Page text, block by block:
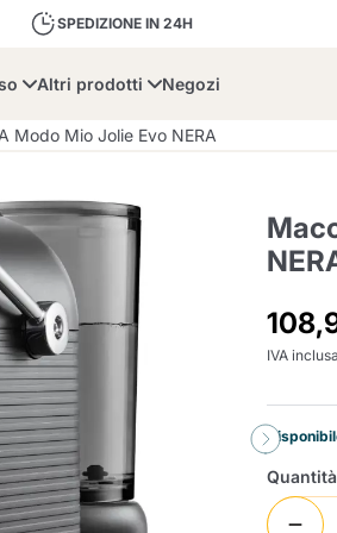
SPEDIZIONE IN 24H
Dolce Vita
A Modo Mio Cialda Ese 44
Illy Iperespresso
Cialde Ese
Altri prodotti
Delizie e Zucchero Portacapsule e cialde
Negozi
Modo Mio Jolie Evo NERA
IVA inclusa
Quantità
Il prodotto